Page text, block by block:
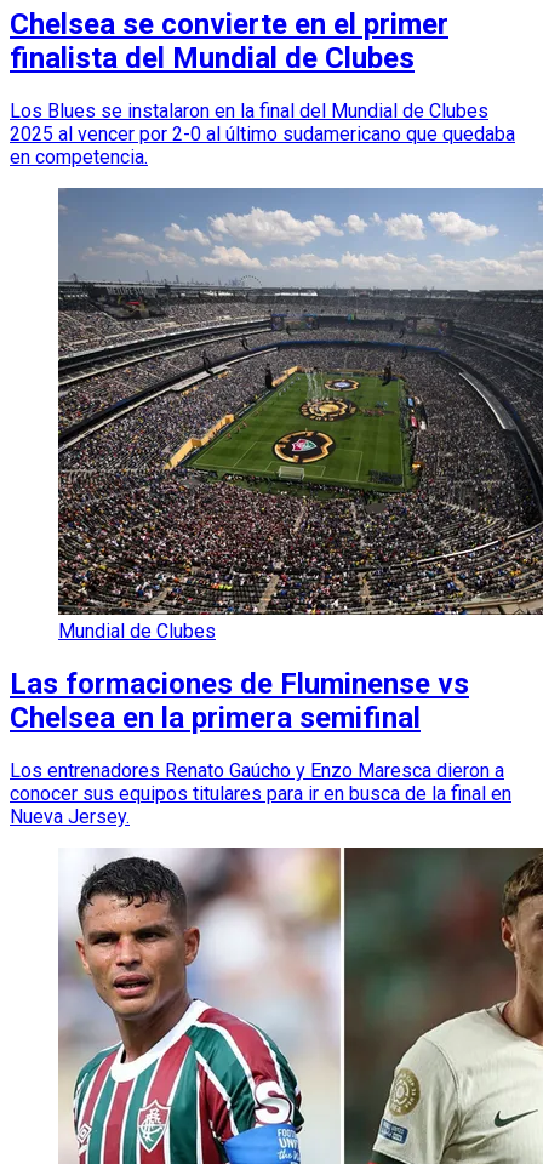
Chelsea se convierte en el primer
finalista del Mundial de Clubes
Los Blues se instalaron en la final del Mundial de Clubes
2025 al vencer por 2-0 al último sudamericano que quedaba
en competencia.
Mundial de Clubes
Las formaciones de Fluminense vs
Chelsea en la primera semifinal
Los entrenadores Renato Gaúcho y Enzo Maresca dieron a
conocer sus equipos titulares para ir en busca de la final en
Nueva Jersey.